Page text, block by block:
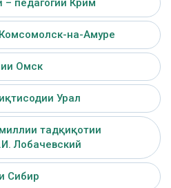
на-Амуре
Омск
Урал
тадқиқотии
Лобачевский
Сибир